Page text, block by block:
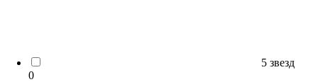
5 звезд
0